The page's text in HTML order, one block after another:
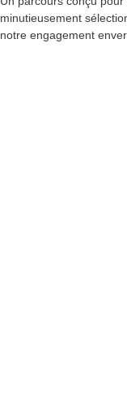
minutieusement
notre engagement